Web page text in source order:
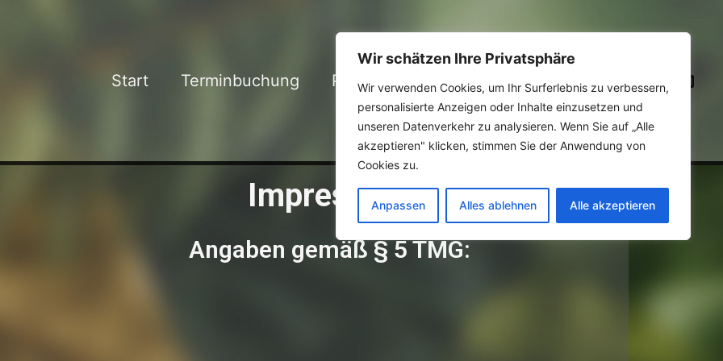
Wir schätzen Ihre Privatsphäre
Wir verwenden Cookies, um Ihr Surferlebnis zu verbessern,
personalisierte Anzeigen oder Inhalte einzusetzen und
unseren Datenverkehr zu analysieren. Wenn Sie auf „Alle
akzeptieren" klicken, stimmen Sie der Anwendung von
Cookies zu.
Anpassen Alles ablehnen Alle akzeptieren
Start Terminbuchung Preise Info Center Kontakt
Impressum
Angaben gemäß § 5 TMG: